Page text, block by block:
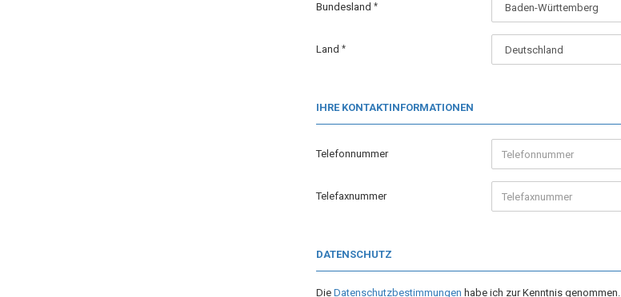
Bundesland
Land
IHRE KONTAKTINFORMATIONEN
Telefonnummer
Telefaxnummer
DATENSCHUTZ
Die Datenschutzbestimmungen habe ich zur Kenntnis genommen.